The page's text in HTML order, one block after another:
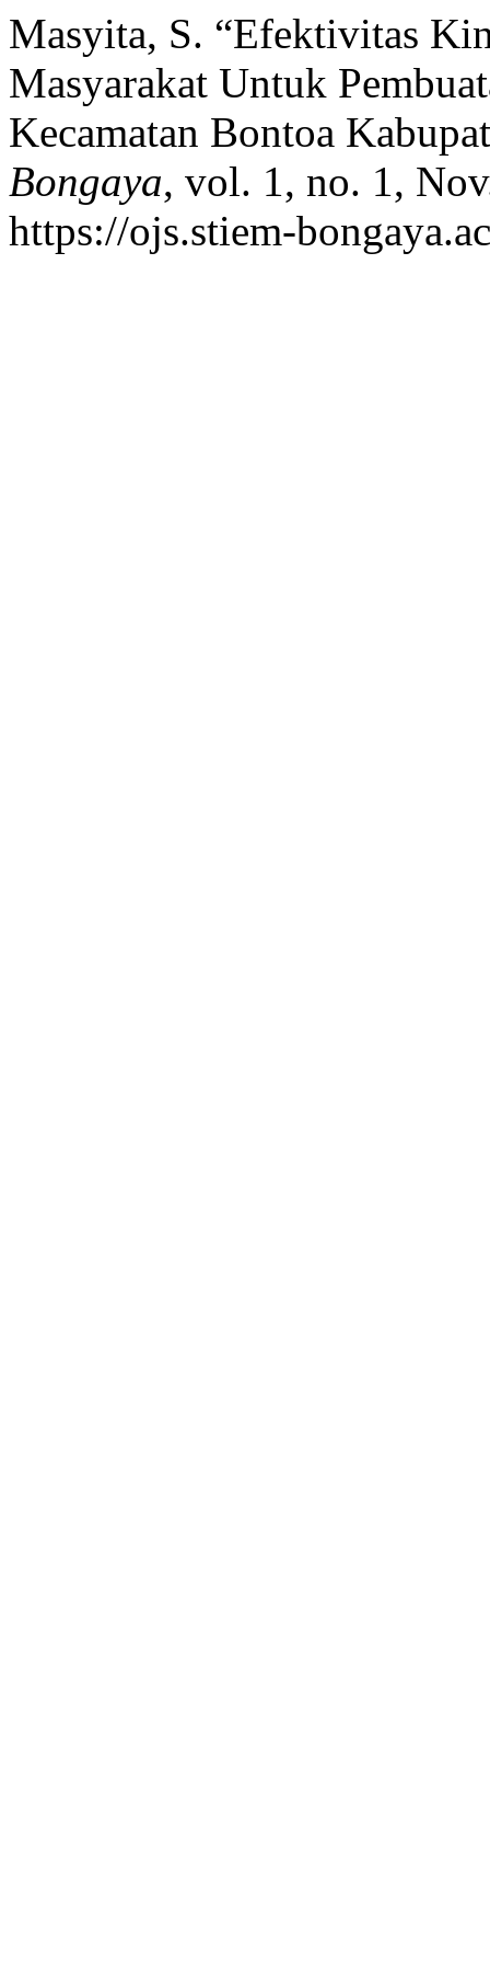
Masyita, S. “Efektivitas
Masyarakat Untuk
Kecamatan Bontoa
Bongaya, vol. 1, no. 1,
https://ojs.stiem-